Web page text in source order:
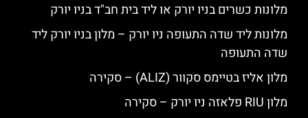
מלונות כשרים בניו יורק או ליד בית חב"ד בניו יורק
מלונות ליד שדה התעופה ניו יורק – מלון בניו יורק ליד
שדה התעופה
מלון אליז בטיימס סקוור (ALIZ) – סקירה
מלון RIU פלאזה ניו יורק – סקירה